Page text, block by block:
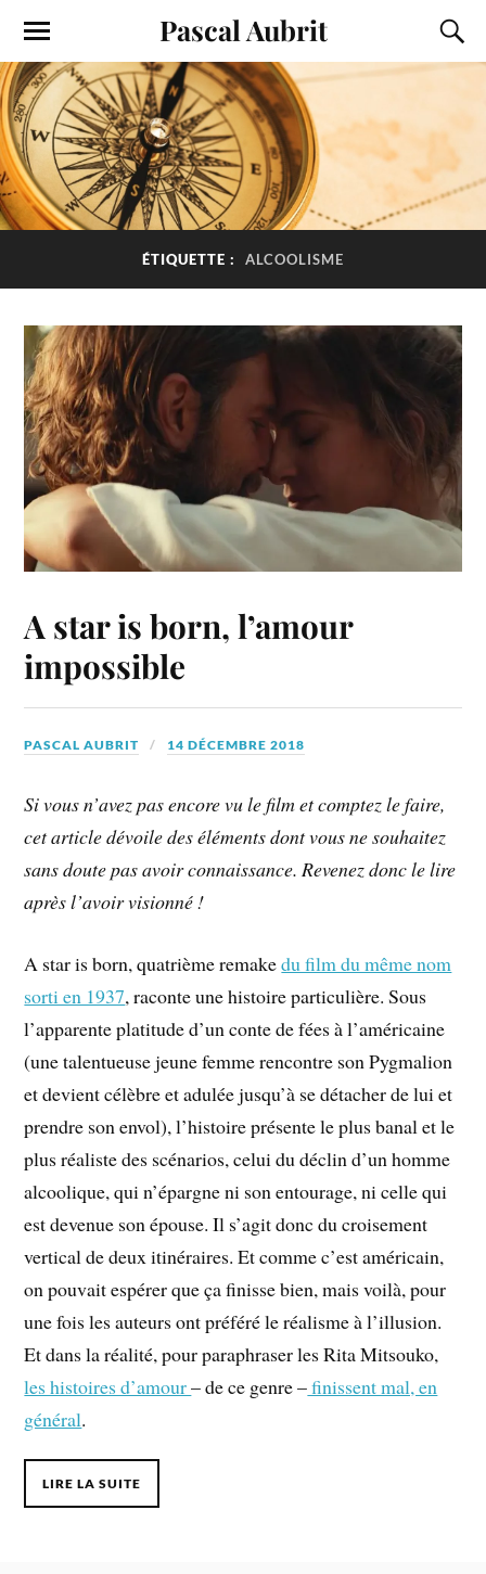
Pascal Aubrit
ÉTIQUETTE : ALCOOLISME
A star is born, l’amour
impossible
PASCAL AUBRIT 14 DÉCEMBRE 2018
Si vous n’avez pas encore vu le film et comptez le faire,
cet article dévoile des éléments dont vous ne souhaitez
sans doute pas avoir connaissance. Revenez donc le lire
après l’avoir visionné !
A star is born, quatrième remakedu film du même nom
sorti en 1937, raconte une histoire particulière. Sous
l’apparente platitude d’un conte de fées à l’américaine
(une talentueuse jeune femme rencontre son Pygmalion
et devient célèbre et adulée jusqu’à se détacher de lui et
prendre son envol), l’histoire présente le plus banal et le
plus réaliste des scénarios, celui du déclin d’un homme
alcoolique, qui n’épargne ni son entourage, ni celle qui
est devenue son épouse. Il s’agit donc du croisement
vertical de deux itinéraires. Et comme c’est américain,
on pouvait espérer que ça finisse bien, mais voilà, pour
une fois les auteurs ont préféré le réalisme à l’illusion.
Et dans la réalité, pour paraphraser les Rita Mitsouko,
les histoires d’amour– de ce genre –finissent mal, en
général.
LIRE LA SUITE